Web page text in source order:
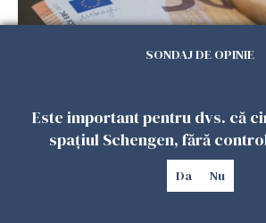
Menajere și îngrijitori, în vizorul
Italia. Aproape 500.000 de
ascunși de autorități
SONDAJ DE OPINIE
Este important pentru dvs. că
spațiul Schengen, fără
Da Nu